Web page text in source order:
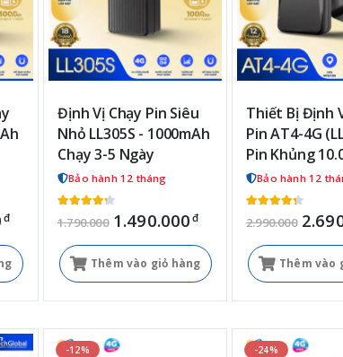
đ
Định Vị Chạy Pin Siêu
Nhỏ LL305S - 1000mAh
Chạy 3-5 Ngày
Bảo hành 12 tháng
1.790.000 1.490.000 đ
Thêm vào giỏ hàng
Thiết Bị Định
Pin AT4-4G
Pin Khủng
Bảo hành 12
2.990.000
Thêm vào
-12% -24%